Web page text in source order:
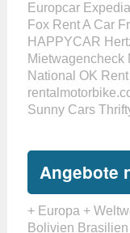
Europcar Expedia
Fox Rent A Car
HAPPYCAR
Mietwagencheck
National OK
Sunny Cars
Angebote
+ Europa +
Bolivien Brasilien